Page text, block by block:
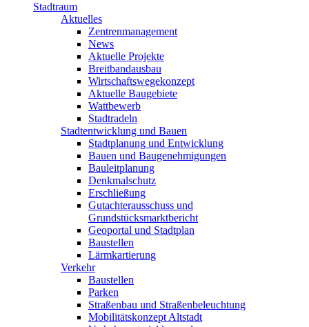
Stadtraum
Aktuelles
Zentrenmanagement
News
Aktuelle Projekte
Breitbandausbau
Wirtschaftswegekonzept
Aktuelle Baugebiete
Wattbewerb
Stadtradeln
Stadtentwicklung und Bauen
Stadtplanung und Entwicklung
Bauen und Baugenehmigungen
Bauleitplanung
Denkmalschutz
Erschließung
Gutachterausschuss und
Grundstücksmarktbericht
Geoportal und Stadtplan
Baustellen
Lärmkartierung
Verkehr
Baustellen
Parken
Straßenbau und Straßenbeleuchtung
Mobilitätskonzept Altstadt